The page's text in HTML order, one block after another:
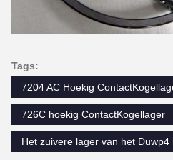
Tags:
7204 AC Hoekig
726C hoekig ContactKogellager
Het zuivere lager van het